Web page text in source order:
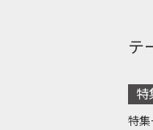
テ
特
特